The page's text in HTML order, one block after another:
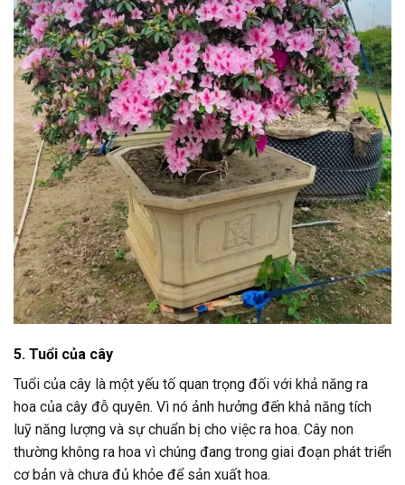
5. Tuổi của cây
Tuổi của cây là một yếu tố quan trọng đối với khả năng ra
hoa của cây đỗ quyên. Vì nó ảnh hưởng đến khả năng tích
luỹ năng lượng và sự chuẩn bị cho việc ra hoa. Cây non
thường không ra hoa vì chúng đang trong giai đoạn phát triển
cơ bản và chưa đủ khỏe để sản xuất hoa.